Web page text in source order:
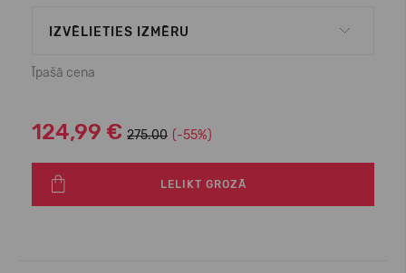
IZVĒLIETIES IZMĒRU
Īpašā cena
124,99 € 275.00 (-55%)
LELIKT GROZĀ